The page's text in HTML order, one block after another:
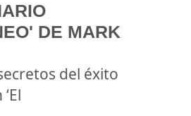
DE MARK
del éxito